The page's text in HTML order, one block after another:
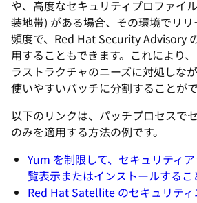
や、高度なセキュリティプロファイ
装地帯) がある場合、その環境でリ
頻度で、Red Hat Security Advisory
用することもできます。これにより
ラストラクチャのニーズに対処しな
使いやすいバッチに分割することがで
以下のリンクは、パッチプロセスで
のみを適用する方法の例です。
Yum を制限して、セキュリティ
覧表示またはインストールする
Red Hat Satellite のセキュリテ